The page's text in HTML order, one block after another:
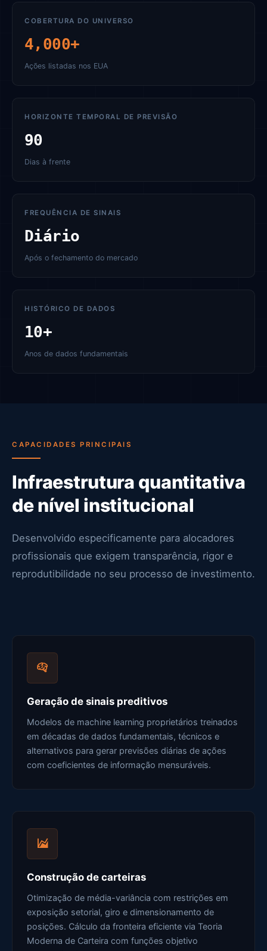
COBERTURA DO UNIVERSO
4,000+
Ações listadas nos EUA
HORIZONTE TEMPORAL DE PREVISÃO
90
Dias à frente
FREQUÊNCIA DE SINAIS
Diário
Após o fechamento do mercado
HISTÓRICO DE DADOS
10+
Anos de dados fundamentais
CAPACIDADES PRINCIPAIS
Infraestrutura quantitativa
de nível institucional
Desenvolvido especificamente para alocadores
profissionais que exigem transparência, rigor e
reprodutibilidade no seu processo de investimento.
Geração de sinais preditivos
Modelos de machine learning proprietários treinados
em décadas de dados fundamentais, técnicos e
alternativos para gerar previsões diárias de ações
com coeficientes de informação mensuráveis.
Construção de carteiras
Otimização de média-variância com restrições em
exposição setorial, giro e dimensionamento de
posições. Cálculo da fronteira eficiente via Teoria
Moderna de Carteira com funções objetivo